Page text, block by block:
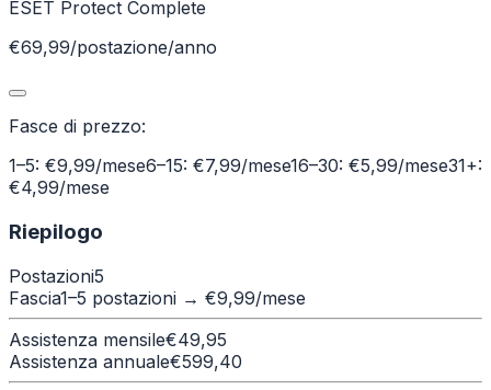
ESET Protect Complete
€69,99/postazione/anno
Fasce di prezzo:
1–5: €9,99/mese6–15: €7,99/mese16–30: €5,99/mese31+:
€4,99/mese
Riepilogo
Postazioni5
Fascia1–5 postazioni → €9,99/mese
Assistenza mensile€49,95
Assistenza annuale€599,40